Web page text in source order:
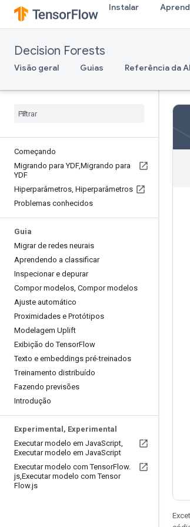
Instalar
Decision Forests
Visão geral Guias Referência da
Começando
Migrando para YDF,Migrando para
YDF
Hiperparâmetros, Hiperparâmetros
Problemas conhecidos
Guia
Migrar de redes neurais
Aprendendo a classificar
Inspecionar e depurar
Compor modelos, Compor modelos
Ajuste automático
Proximidades e Protótipos
Modelagem Uplift
Exibição do TensorFlow
Texto e embeddings pré-treinados
Treinamento distribuído
Fazendo previsões
Introdução
Experimental , Experimental
Executar modelo em JavaScript,
Executar modelo em JavaScript
Executar modelo com TensorFlow.
js,Executar modelo com Tensor
Flow.js